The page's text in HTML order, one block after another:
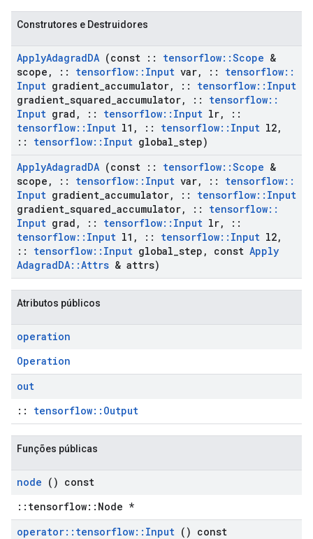
Construtores e Destruidores
ApplyAdagradDA (const :: tensorflow::Scope &
scope , :: tensorflow:: Input var, :: tensorflow::
Input gradient accumulator, :: tensorflow:: Input
gradient squared accumulator, :: tensorflow::
Input grad , :: tensorflow:: Input lr,
::
tensorflow:: Input l1 , :: tensorflow:: Input l2,
::
tensorflow:: Input global step)
ApplyAdagradDA (const :: tensorflow::Scope &
scope , :: tensorflow:: Input var, :: tensorflow::
Input gradient accumulator, :: tensorflow:: Input
gradient squared accumulator, :: tensorflow::
Input grad , :: tensorflow:: Input lr,
::
tensorflow:: Input l1 , :: tensorflow:: Input l2,
::
tensorflow:: Input global step , const Apply
AdagradDA::Attrs & attrs)
Atributos públicos
operation
Operation
out
:: tensorflow::Output
Funções públicas
node () const
::tensorflow::Node *
operator:: tensorflow:: Input () const